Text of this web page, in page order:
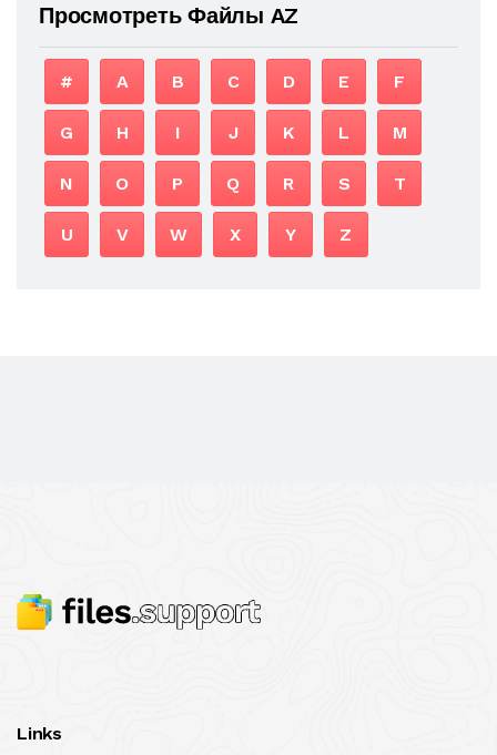
Просмотреть Файлы AZ
# A B C D E F
G H I J K L M
N O P Q R S T
U V W X Y Z
Links